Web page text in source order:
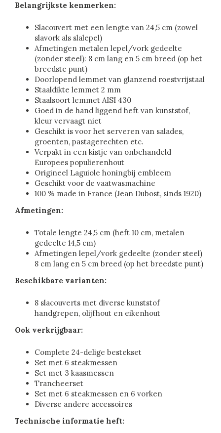
Belangrijkste kenmerken:
Slacouvert met een lengte van 24,5 cm (zowel
slavork als slalepel)
Afmetingen metalen lepel/vork gedeelte
(zonder steel): 8 cm lang en 5 cm breed (op het
breedste punt)
Doorlopend lemmet van glanzend roestvrijstaal
Staaldikte lemmet 2 mm
Staalsoort lemmet AISI 430
Goed in de hand liggend heft van kunststof,
kleur vervaagt niet
Geschikt is voor het serveren van salades,
groenten, pastagerechten etc.
Verpakt in een kistje van onbehandeld
Europees populierenhout
Origineel Laguiole honingbij embleem
Geschikt voor de vaatwasmachine
100 % made in France (Jean Dubost, sinds 1920)
Afmetingen:
Totale lengte 24,5 cm (heft 10 cm, metalen
gedeelte 14,5 cm)
Afmetingen lepel/vork gedeelte (zonder steel)
8 cm lang en 5 cm breed (op het breedste punt)
Beschikbare varianten:
8 slacouverts met diverse kunststof
handgrepen, olijfhout en eikenhout
Ook verkrijgbaar:
Complete 24-delige bestekset
Set met 6 steakmessen
Set met 3 kaasmessen
Trancheerset
Set met 6 steakmessen en 6 vorken
Diverse andere accessoires
Technische informatie heft: